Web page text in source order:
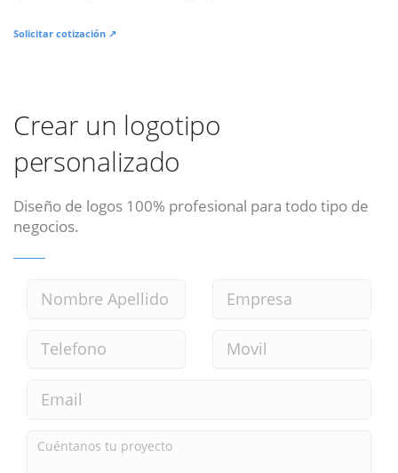
Solicitar cotización ↗
Crear un logotipo
personalizado
Diseño de logos 100% profesional para todo tipo de
negocios.